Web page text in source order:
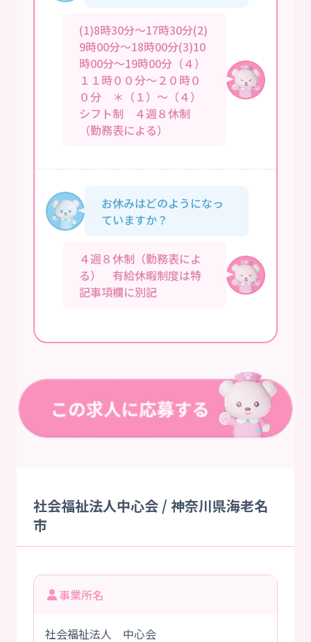
(1)8時30分～17時30分(2)
9時00分～18時00分(3)10
時00分～19時00分（４）
１１時００分～２０時０
０分 ＊（１）～（４）
シフト制 ４週８休制
（勤務表による）
お休みはどのようになっ
ていますか？
４週８休制（勤務表によ
る） 有給休暇制度は特
記事項欄に別記
社会福祉法人中心会 / 神奈川県海老名
市
事業所名
社会福祉法人 中心会